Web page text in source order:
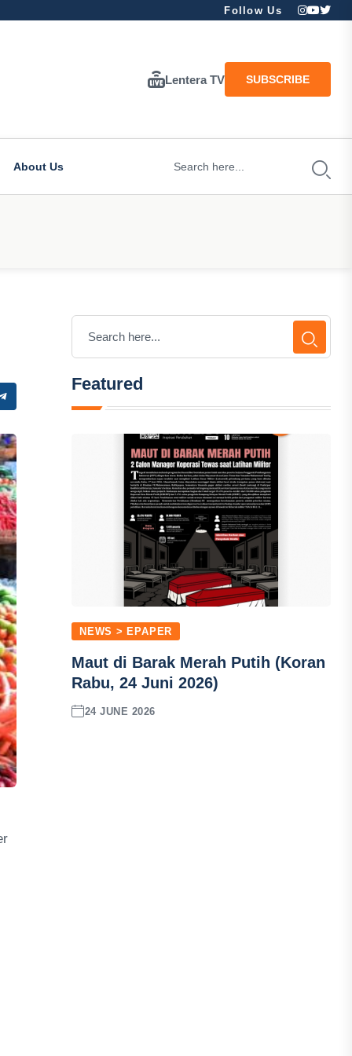
Follow Us
Lentera TV SUBSCRIBE
About Us
Featured
NEWS > EPAPER
Maut di Barak Merah Putih (Koran
Rabu, 24 Juni 2026)
24 JUNE 2026